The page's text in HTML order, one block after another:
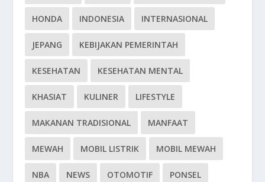
HONDA INDONESIA INTERNASIONAL
JEPANG KEBIJAKAN PEMERINTAH
KESEHATAN KESEHATAN MENTAL
KHASIAT KULINER LIFESTYLE
MAKANAN TRADISIONAL MANFAAT
MEWAH MOBIL LISTRIK MOBIL MEWAH
NBA NEWS OTOMOTIF PONSEL